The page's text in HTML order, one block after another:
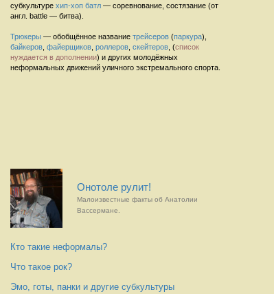
субкультуре хип-хоп батл — соревнование, состязание (от
англ. battle — битва).
Трюкеры — обобщённое название трейсеров (паркура),
байкеров файерщиков роллеров скейтеров , (список
нуждается в дополнении) и других молодёжных
неформальных движений уличного экстремального спорта.
Онотоле рулит!
Малоизвестные факты об Анатолии
Вассермане.
Кто такие неформалы?
Что такое рок?
Эмо, готы, панки и другие субкультуры